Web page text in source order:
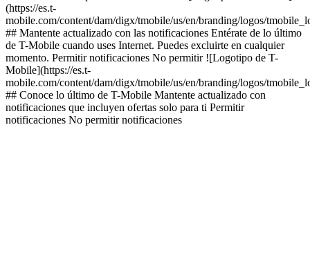
(https://es.t-
mobile.com/content/dam/digx/tmobile/us/en/branding/logos/
## Mantente actualizado con las notificaciones Entérate de lo último
de T-Mobile cuando uses Internet. Puedes excluirte en cualquier
momento. Permitir notificaciones No permitir ![Logotipo de T-
Mobile](https://es.t-
mobile.com/content/dam/digx/tmobile/us/en/branding/logos/
## Conoce lo último de T-Mobile Mantente actualizado con
notificaciones que incluyen ofertas solo para ti Permitir
notificaciones No permitir notificaciones